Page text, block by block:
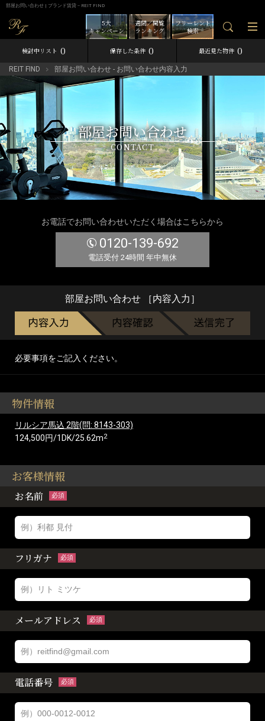
部屋お問い合わせ | ブランド賃貸－REIT FIND
フリーレント
検索
週間／閲覧
ランキング
5大
キャンペーン
検討中リスト 0 保存した条件 0 最近見た物件 0
REIT FIND 部屋お問い合わせ - お問い合わせ内容入力
部屋お問い合わせ
CONTACT
お電話でお問い合わせいただく場合はこちらから
0120-139-692
電話受付 24時間 年中無休
部屋お問い合わせ ［内容入力］
必要事項をご記入ください。
物件情報
リルシア馬込 2階(問: 8143-303)
124,500円/1DK/25.62m2
お客様情報
お名前 必須
フリガナ 必須
メールアドレス 必須
電話番号 必須